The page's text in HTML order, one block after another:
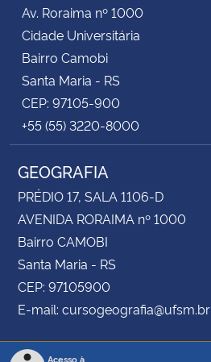
Av. Roraima nº 1000
Cidade Universitária
Bairro Camobi
Santa Maria - RS
CEP: 97105-900
+55 (55) 3220-8000
GEOGRAFIA
PRÉDIO 17, SALA 1106-D
AVENIDA RORAIMA nº 1000
Bairro CAMOBI
Santa Maria - RS
CEP: 97105900
E-mail: cursogeografia@ufsm.br
Acesso à